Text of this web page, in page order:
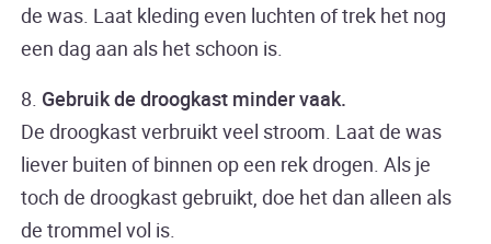
de was. Laat kleding even luchten of trek het nog
een dag aan als het schoon is.
8. Gebruik de droogkast minder vaak.
De droogkast verbruikt veel stroom. Laat de was
liever buiten of binnen op een rek drogen. Als je
toch de droogkast gebruikt, doe het dan alleen als
de trommel vol is.